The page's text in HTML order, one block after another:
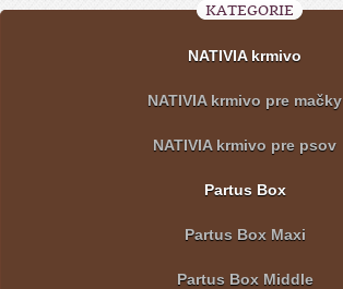
KATEGORIE
NATIVIA krmivo
NATIVIA krmivo pre mačky
NATIVIA krmivo pre psov
Partus Box
Partus Box Maxi
Partus Box Middle